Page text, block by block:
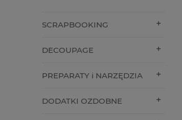
SCRAPBOOKING
DECOUPAGE
PREPARATY i NARZĘDZIA
DODATKI OZDOBNE